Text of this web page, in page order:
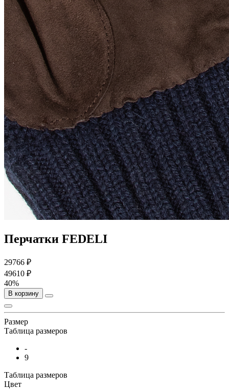
Перчатки FEDELI
29766 ₽
49610 ₽
40%
В корзину
Размер
Таблица размеров
-
9
Таблица размеров
Цвет